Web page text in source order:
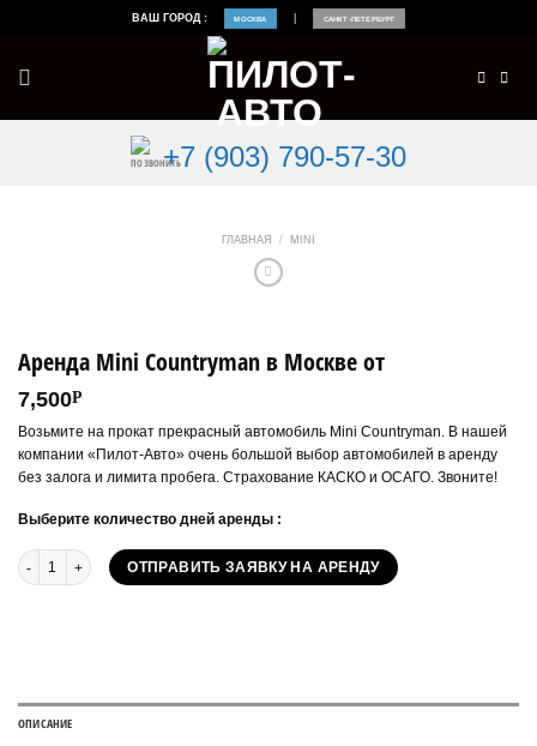
ВАШ ГОРОД : МОСКВА САНКТ-ПЕТЕРБУРГ
+7 (903) 790-57-30
ГЛАВНАЯ / MINI
Аренда Mini Countryman в Москве от
7,500Р
Возьмите на прокат прекрасный автомобиль Mini Countryman. В нашей
компании «Пилот-Авто» очень большой выбор автомобилей в аренду
без залога и лимита пробега. Страхование КАСКО и ОСАГО. Звоните!
Выберите количество дней аренды :
Количество Аренда Mini Countryman в Москве от
ОТПРАВИТЬ ЗАЯВКУ НА АРЕНДУ
ОПИСАНИЕ